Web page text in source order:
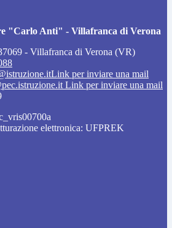
"Carlo Anti" - Villafranca di Verona
- Villafranca di Verona (VR)
Link per inviare una mail
Link per inviare una mail
elettronica: UFPREK